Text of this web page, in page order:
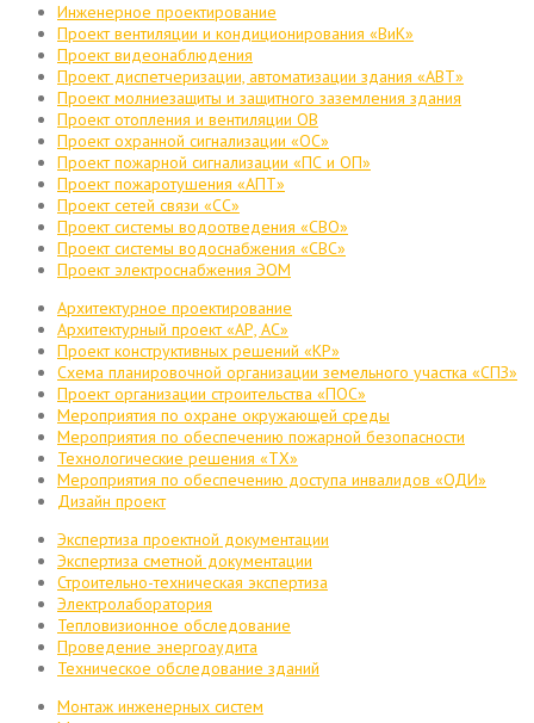
Инженерное проектирование
Проект вентиляции и кондиционирования «ВиК»
Проект видеонаблюдения
Проект диспетчеризации, автоматизации здания «АВТ»
Проект молниезащиты и защитного заземления здания
Проект отопления и вентиляции ОВ
Проект охранной сигнализации «ОС»
Проект пожарной сигнализации «ПС и ОП»
Проект пожаротушения «АПТ»
Проект сетей связи «СС»
Проект системы водоотведения «СВО»
Проект системы водоснабжения «СВС»
Проект электроснабжения ЭОМ
Архитектурное проектирование
Архитектурный проект «АР, АС»
Проект конструктивных решений «КР»
Схема планировочной организации земельного участка «СПЗ»
Проект организации строительства «ПОС»
Мероприятия по охране окружающей среды
Мероприятия по обеспечению пожарной безопасности
Технологические решения «ТХ»
Мероприятия по обеспечению доступа инвалидов «ОДИ»
Дизайн проект
Экспертиза проектной документации
Экспертиза сметной документации
Строительно-техническая экспертиза
Электролаборатория
Тепловизионное обследование
Проведение энергоаудита
Техническое обследование зданий
Монтаж инженерных систем